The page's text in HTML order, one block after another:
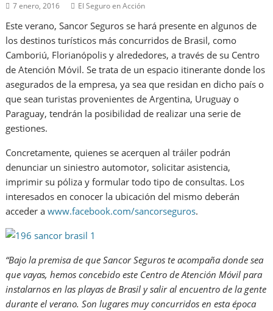
7 enero, 2016 El Seguro en Acción
Este verano, Sancor Seguros se hará presente en algunos de
los destinos turísticos más concurridos de Brasil, como
Camboriú, Florianópolis y alrededores, a través de su Centro
de Atención Móvil. Se trata de un espacio itinerante donde los
asegurados de la empresa, ya sea que residan en dicho país o
que sean turistas provenientes de Argentina, Uruguay o
Paraguay, tendrán la posibilidad de realizar una serie de
gestiones.
Concretamente, quienes se acerquen al tráiler podrán
denunciar un siniestro automotor, solicitar asistencia,
imprimir su póliza y formular todo tipo de consultas. Los
interesados en conocer la ubicación del mismo deberán
acceder awww.facebook.com/sancorseguros.
“Bajo la premisa de que Sancor Seguros te acompaña donde sea
que vayas, hemos concebido este Centro de Atención Móvil para
instalarnos en las playas de Brasil y salir al encuentro de la gente
durante el verano. Son lugares muy concurridos en esta época